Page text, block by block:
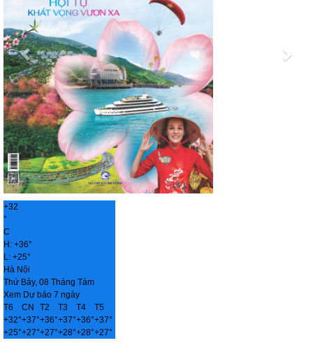
+32
°
C
H: +36°
L: +25°
Hà Nội
Thứ Bảy, 08 Tháng Tám
Xem Dự báo 7 ngày
T6
CN T2 T3 T4
T5
+32°+37°+36°+37°+36°+37°
+25°+27°+27°+28°+28°+27°